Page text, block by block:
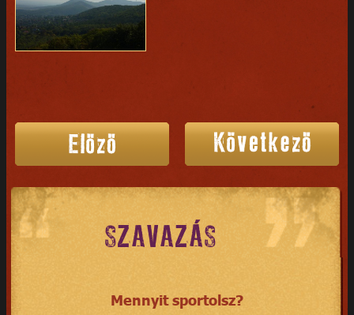
SZAVAZÁS
Mennyit sportolsz?